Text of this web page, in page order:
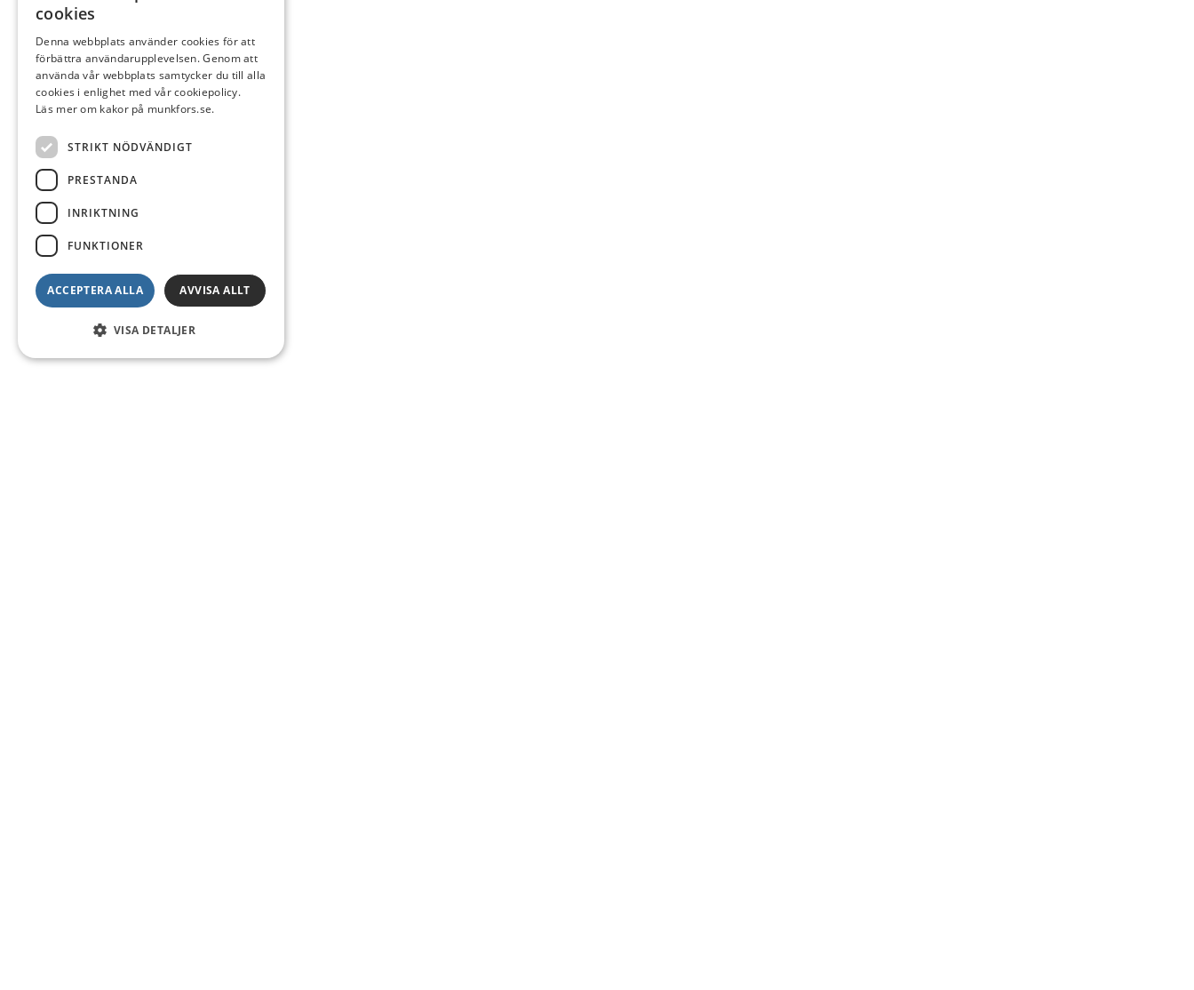
cookies
Denna webbplats använder cookies för att
förbättra användarupplevelsen. Genom att
använda vår webbplats samtycker du till alla
cookies i enlighet med vår cookiepolicy.
Läs mer om kakor på munkfors.se.
STRIKT NÖDVÄNDIGT
PRESTANDA
INRIKTNING
FUNKTIONER
ACCEPTERA ALLA AVVISA ALLT
VISA DETALJER